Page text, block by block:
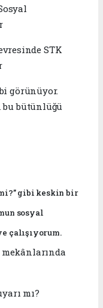
STK
görünüyor.
bütünlüğü
gibi keskin bir
sosyal
çalışıyorum.
mekânlarında
mı?